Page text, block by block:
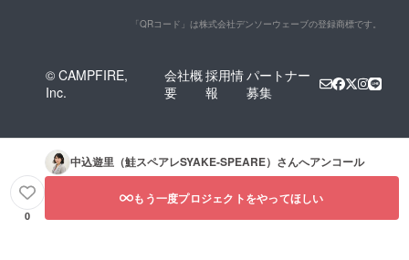
「QRコード」は株式会社デンソーウェーブの登録商標です。
© CAMPFIRE,
Inc.
会社概
要
採用情
報
パートナー
募集
中込遊里（鮭スペアレSYAKE-SPEARE） さんへアンコール
0
もう一度プロジェクトをやってほしい